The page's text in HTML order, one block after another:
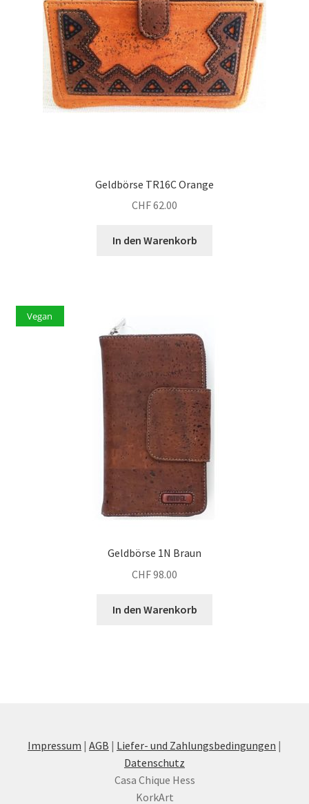
Geldbörse TR16C Orange
CHF62.00
In den Warenkorb
Vegan
Geldbörse 1N Braun
CHF98.00
In den Warenkorb
Impressum | AGB | Liefer- und Zahlungsbedingungen |
Datenschutz
Casa Chique Hess
KorkArt